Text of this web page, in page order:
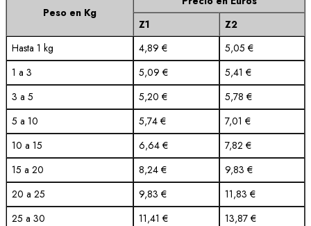
Peso en Kg
Z1
Z2
Hasta 1 kg
4,89 €
5,05 €
1 a 3
5,09 €
5,41 €
3 a 5
5,20 €
5,78 €
5 a 10
5,74 €
7,01 €
10 a 15
6,64 €
7,82 €
15 a 20
8,24 €
9,83 €
20 a 25
9,83 €
11,83 €
25 a 30
11,41 €
13,87 €